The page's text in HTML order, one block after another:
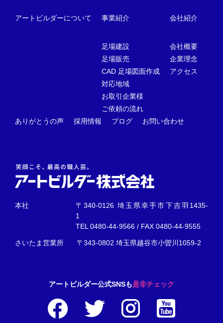
アートビルダーについて 事業紹介
足場建設
足場販売
CAD 足場図面作成
対応地域
お取引企業様
ご依頼の流れ
会社紹介
会社概要
企業理念
アクセス
ありがとうの声 採用情報 ブログ お問い合わせ
本社
〒340-0126 埼玉県幸手市下吉羽1435-
1
TEL0480-44-9566 / FAX 0480-44-9555
さいたま営業所 〒343-0802 埼玉県越谷市小曽川1059-2
アートビルダー公式SNSも是非チェック